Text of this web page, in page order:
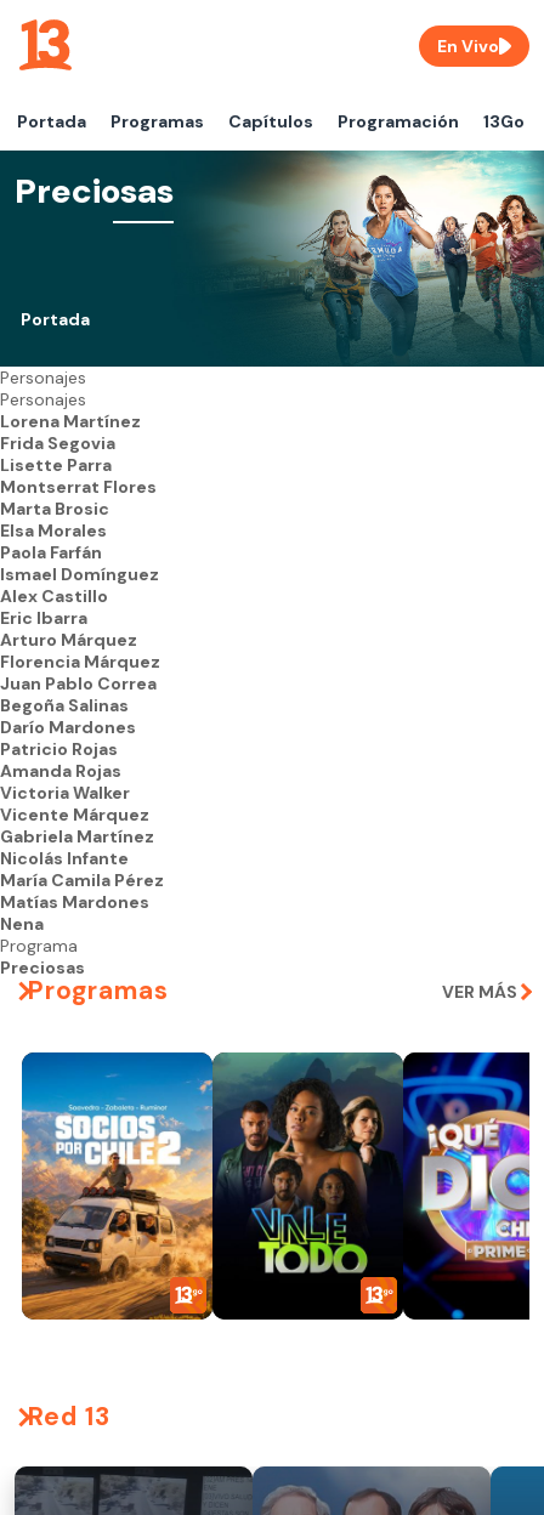
Portada Programas Capítulos Programación 13Go
En Vivo
Preciosas
Portada
Personajes
Personajes
Lorena Martínez
Frida Segovia
Lisette Parra
Montserrat Flores
Marta Brosic
Elsa Morales
Paola Farfán
Ismael Domínguez
Alex Castillo
Eric Ibarra
Arturo Márquez
Florencia Márquez
Juan Pablo Correa
Begoña Salinas
Darío Mardones
Patricio Rojas
Amanda Rojas
Victoria Walker
Vicente Márquez
Gabriela Martínez
Nicolás Infante
María Camila Pérez
Matías Mardones
Nena
Programa
Preciosas
Programas VER MÁS
Red 13